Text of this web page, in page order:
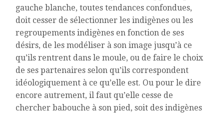
gauche blanche, toutes tendances confondues,
doit cesser de sélectionner les indigènes ou les
regroupements indigènes en fonction de ses
désirs, de les modéliser à son image jusqu’à ce
qu’ils rentrent dans le moule, ou de faire le choix
de ses partenaires selon qu’ils correspondent
idéologiquement à ce qu’elle est. Ou pour le dire
encore autrement, il faut qu’elle cesse de
chercher babouche à son pied, soit des indigènes